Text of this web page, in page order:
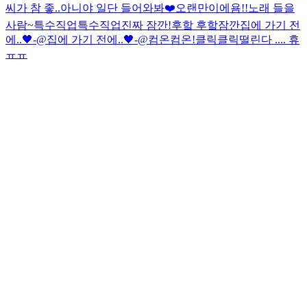
씨가 참 좋..아니야 일단 들어와봐❤️오랜만이에욤!!노래 들을
사람~특수직업특수직업진짜 잠깐!후핰 후핰잠깐집에 가기 전
에..🖤-@집에 가기 전에..🖤-@컴온컴온!클릭클릭떨린다 .... 휴
ㅠㅠ